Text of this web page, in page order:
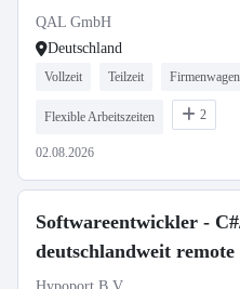
QAL GmbH
Deutschland
Vollzeit Teilzeit Firmenwagen
Flexible Arbeitszeiten 2
02.08.2026
Softwareentwickler -
deutschlandweit